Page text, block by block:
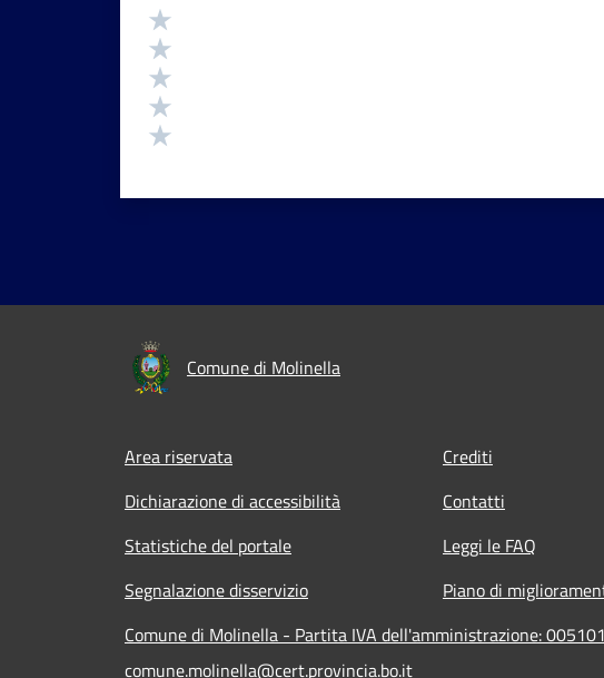
Valutazione
Comune di Molinella
Area riservata Crediti
Dichiarazione di accessibilità
Contatti
Statistiche del portale
Leggi le FAQ
Segnalazione disservizio
Piano di
Comune di Molinella - Partita IVA dell'amministrazione:
comune.molinella@cert.provincia.bo.it